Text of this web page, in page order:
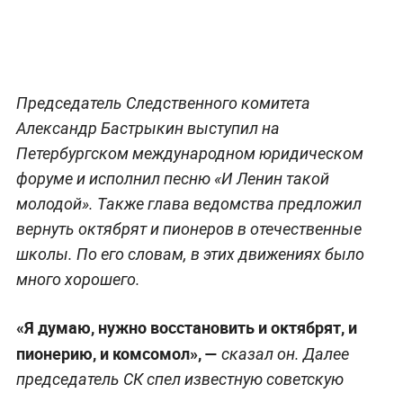
Председатель Следственного комитета
Александр Бастрыкин выступил на
Петербургском международном юридическом
форуме и исполнил песню «И Ленин такой
молодой». Также глава ведомства предложил
вернуть октябрят и пионеров в отечественные
школы. По его словам, в этих движениях было
много хорошего.
«Я думаю, нужно восстановить и октябрят, и
пионерию, и комсомол», — сказал он. Далее
председатель СК спел известную советскую